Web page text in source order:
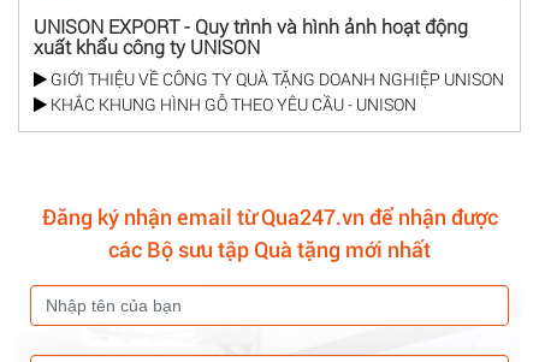
UNISON EXPORT - Quy trình và hình ảnh hoạt động
xuất khẩu công ty UNISON
GIỚI THIỆU VỀ CÔNG TY QUÀ TẶNG DOANH NGHIỆP UNISON
KHẮC KHUNG HÌNH GỖ THEO YÊU CẦU - UNISON
Đăng ký nhận email từ Qua247.vn để nhận được
các Bộ sưu tập Quà tặng mới nhất